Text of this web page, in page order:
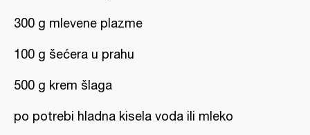
300 g mlevene plazme
100 g šećera u prahu
500 g krem šlaga
po potrebi hladna kisela voda ili mleko